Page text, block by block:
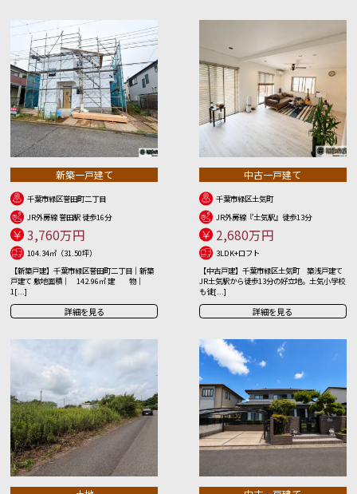
新築一戸建て
千葉市緑区誉田町二丁目
JR外房線 誉田駅 徒歩16分
3,760万円
104.34㎡（31.50坪）
【新築戸建】千葉市緑区誉田町二丁目｜新築
戸建て 敷地面積｜ 142.96㎡ 建 物｜
1[...]
詳細を見る
中古一戸建て
千葉市緑区土気町
JR外房線『土気駅』徒歩13分
2,680万円
3LDK+ロフト
【中古戸建】千葉市緑区土気町 築浅戸建て
JR土気駅から徒歩13分の好立地。土気小学校
も徒[...]
詳細を見る